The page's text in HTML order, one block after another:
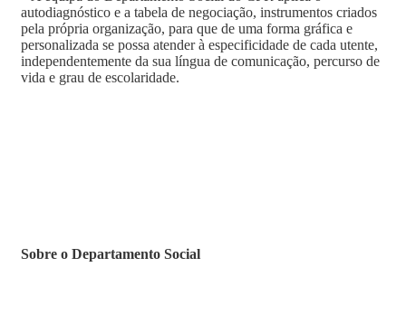
autodiagnóstico e a tabela de negociação, instrumentos criados
pela própria organização, para que de uma forma gráfica e
personalizada se possa atender à especificidade de cada utente,
independentemente da sua língua de comunicação, percurso de
vida e grau de escolaridade.
Sobre o Departamento Social